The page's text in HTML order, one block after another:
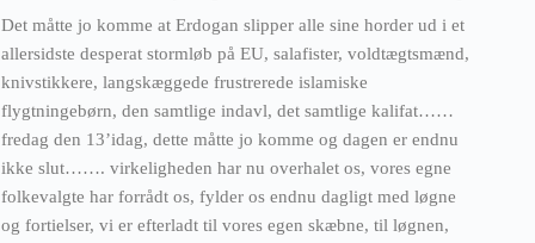
Det måtte jo komme at Erdogan slipper alle sine horder ud i et
allersidste desperat stormløb på EU, salafister, voldtægtsmænd,
knivstikkere, langskæggede frustrerede islamiske
flygtningebørn, den samtlige indavl, det samtlige kalifat……
fredag den 13’idag, dette måtte jo komme og dagen er endnu
ikke slut……. virkeligheden har nu overhalet os, vores egne
folkevalgte har forrådt os, fylder os endnu dagligt med løgne
og fortielser, vi er efterladt til vores egen skæbne, til løgnen,